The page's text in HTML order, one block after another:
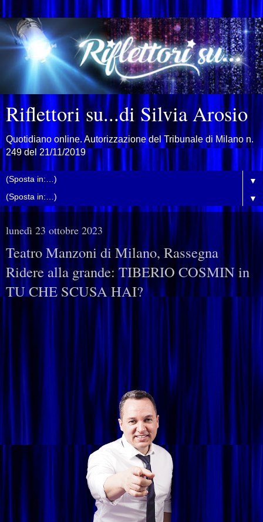
Riflettori su...di Silvia Arosio
Quotidiano online. Autorizzazione del Tribunale di Milano n.
249 del 21/11/2019
▼
▼
lunedì 23 ottobre 2023
Teatro Manzoni di Milano, Rassegna
Ridere alla grande: TIBERIO COSMIN in
TU CHE SCUSA HAI?